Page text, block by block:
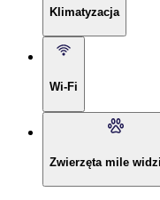
Klimatyzacja
Wi-Fi
Zwierzęta mile